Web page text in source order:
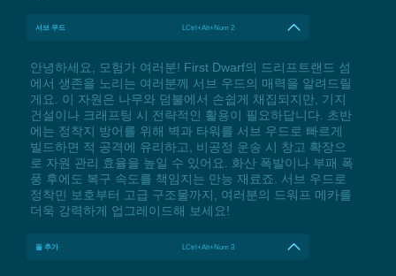
서브 우드 LCtrl+Alt+Num 2
안녕하세요, 모험가 여러분! First Dwarf의 드리프트랜드 섬
에서 생존을 노리는 여러분께 서브 우드의 매력을 알려드릴
게요. 이 자원은 나무와 덤불에서 손쉽게 채집되지만, 기지
건설이나 크래프팅 시 전략적인 활용이 필요하답니다. 초반
에는 정착지 방어를 위해 벽과 타워를 서브 우드로 빠르게
빌드하면 적 공격에 유리하고, 비공정 운송 시 창고 확장으
로 자원 관리 효율을 높일 수 있어요. 화산 폭발이나 부패 폭
풍 후에도 복구 속도를 책임지는 만능 재료죠. 서브 우드로
정착민 보호부터 고급 구조물까지, 여러분의 드워프 메카를
더욱 강력하게 업그레이드해 보세요!
돌 추가 LCtrl+Alt+Num 3